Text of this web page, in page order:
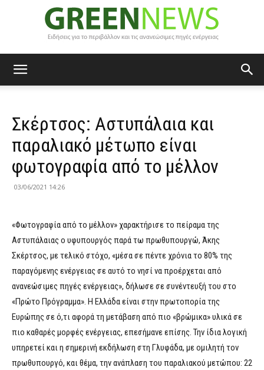
News
Σκέρτσος: Αστυπάλαια και
παραλιακό μέτωπο είναι
φωτογραφία από το μέλλον
03/06/2021 14:26
«Φωτογραφία από το μέλλον» χαρακτήρισε το πείραμα της
Αστυπάλαιας ο υφυπουργός παρά τω πρωθυπουργώ, Άκης
Σκέρτσος, με τελικό στόχο, «μέσα σε πέντε χρόνια το 80% της
παραγόμενης ενέργειας σε αυτό το νησί να προέρχεται από
ανανεώσιμες πηγές ενέργειας», δήλωσε σε συνέντευξή του στο
«Πρώτο Πρόγραμμα». Η Ελλάδα είναι στην πρωτοπορία της
Ευρώπης σε ό,τι αφορά τη μετάβαση από πιο «βρώμικα» υλικά σε
πιο καθαρές μορφές ενέργειας, επεσήμανε επίσης. Την ίδια λογική
υπηρετεί και η σημερινή εκδήλωση στη Γλυφάδα, με ομιλητή τον
πρωθυπουργό, και θέμα, την ανάπλαση του παραλιακού μετώπου: 22